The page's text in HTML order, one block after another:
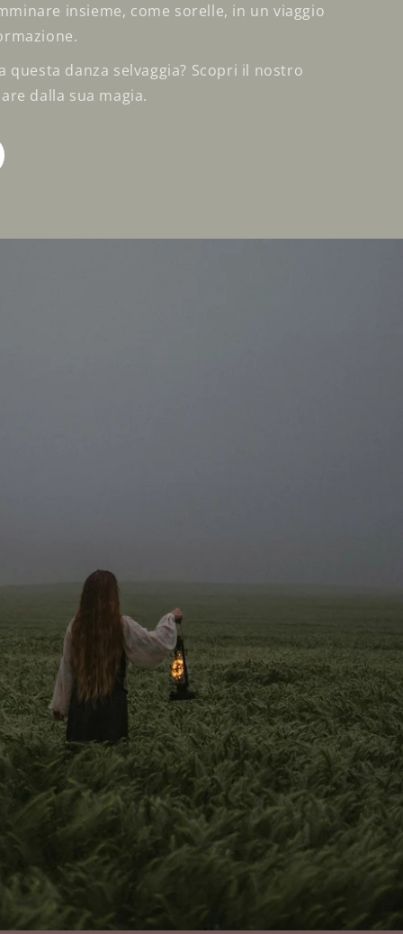
insieme, come sorelle, in un viaggio
questa danza selvaggia? Scopri il nostro
dalla sua magia.